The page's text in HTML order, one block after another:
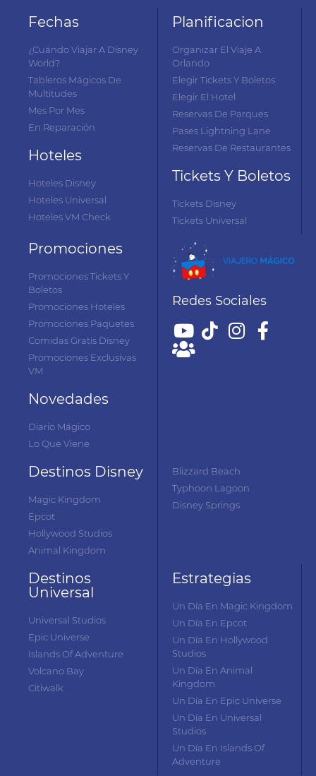
Fechas
¿Cuándo Viajar A Disney
World?
Tableros Mágicos De
Multitudes
Mes Por Mes
En Reparación
Hoteles
Hoteles Disney
Hoteles Universal
Hoteles VM Check
Planificacion
Organizar El Viaje A
Orlando
Elegir Tickets Y Boletos
Elegir El Hotel
Reservas De Parques
Pases Lightning Lane
Reservas De Restaurantes
Tickets Y Boletos
Tickets Disney
Tickets Universal
Promociones
Promociones Tickets Y
Boletos
Promociones Hoteles
Promociones Paquetes
Comidas Gratis Disney
Promociones Exclusivas
VM
Novedades
Diario Mágico
Lo Que Viene
Redes Sociales
Destinos Disney
Magic Kingdom
Epcot
Hollywood Studios
Animal Kingdom
Blizzard Beach
Typhoon Lagoon
Disney Springs
Destinos
Universal
Universal Studios
Epic Universe
Islands Of Adventure
Volcano Bay
Citiwalk
Estrategias
Un Día En Magic Kingdom
Un Día En Epcot
Un Día En Hollywood
Studios
Un Día En Animal
Kingdom
Un Día En Epic Universe
Un Día En Universal
Studios
Un Día En Islands Of
Adventure